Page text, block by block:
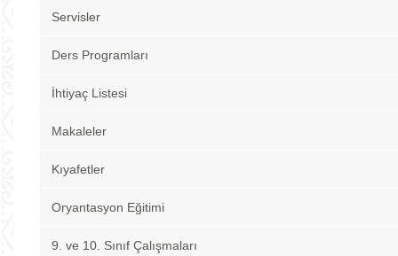
Servisler
Ders Programları
İhtiyaç Listesi
Makaleler
Kıyafetler
Oryantasyon Eğitimi
9. ve 10. Sınıf Çalışmaları